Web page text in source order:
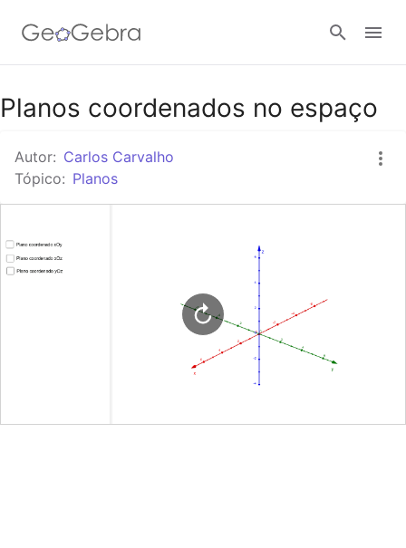
Google Classroom
Tarefa
Planos coordenados no espaço
Autor: Carlos Carvalho
Tópico: Planos